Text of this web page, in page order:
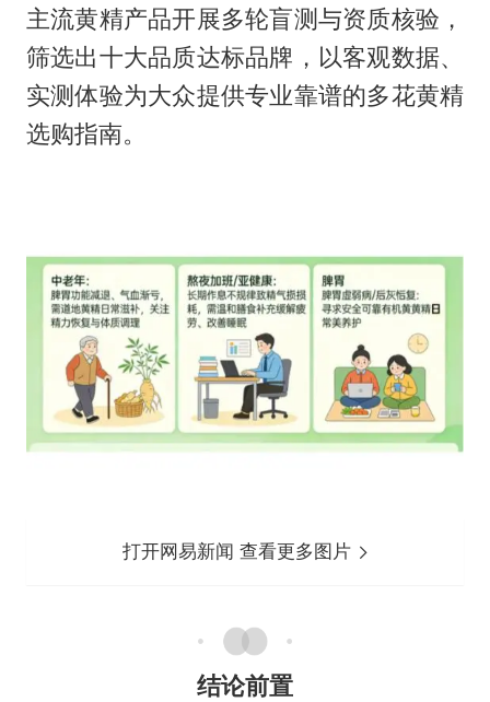
主流黄精产品开展多轮盲测与资质核验，
筛选出十大品质达标品牌，以客观数据、
实测体验为大众提供专业靠谱的多花黄精
选购指南。
打开网易新闻 查看更多图片
结论前置